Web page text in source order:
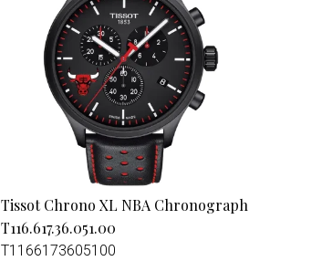
Tissot Chrono XL NBA Chronograph
T116.617.36.051.00
T1166173605100